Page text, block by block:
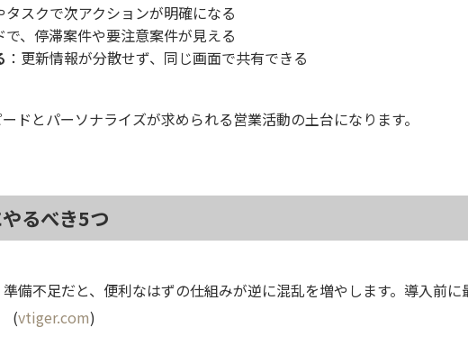
タスクで次アクションが明確になる
で、停滞案件や要注意案件が見える
：更新情報が分散せず、同じ画面で共有できる
ドとパーソナライズが求められる営業活動の土台になります。
るべき5つ
備不足だと、便利なはずの仕組みが逆に混乱を増やします。導入前に
(vtiger.com)